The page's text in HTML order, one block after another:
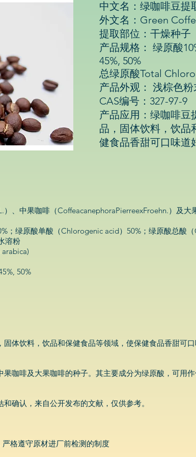
中文名：绿咖啡豆提
外文名：Green
提取部位：干燥种子
产品规格： 绿原酸
45%, 50%
总绿原酸Total
产品外观： 浅棕色粉
CAS编号：327-97-9
产品应用：绿咖啡豆
品，固体饮料，饮品
健食品香甜可口味道
、中果咖啡（CoffeacanephoraPierreexFroehn.）及大
；绿原酸单酸（Chlorogenic acid）50%；绿原酸总酸
溶粉
50%
体饮料，饮品和保健食品等领域，使保健食品香甜可
咖啡及大果咖啡的种子。其主要成分为绿原酸，可用
确认，来自公开发布的文献，仅供参考。
格遵守原材进厂前检测的制度